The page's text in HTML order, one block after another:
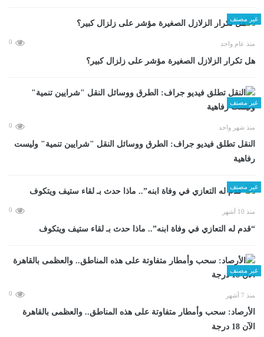
غير مصنف
منذ عام واحد 0
هل تكرار الزلازل الصغيرة مؤشر على زلزال كبير؟
غير مصنف
منذ شهر واحد 0
​النقل تطلق فيديو جراف: الطرق ووسائل النقل "شرايين تنمية" وليست
رفاهية
غير مصنف
منذ 10 أشهر 0
“قدم له التعازي في وفاة ابنه”.. ماذا حدث بـ لقاء ستيف ويتكوف
غير مصنف
منذ 7 أشهر 0
الأرصاد: سحب وأمطار متفاوتة على هذه المناطق.. والعظمى بالقاهرة
الآن 18 درجة